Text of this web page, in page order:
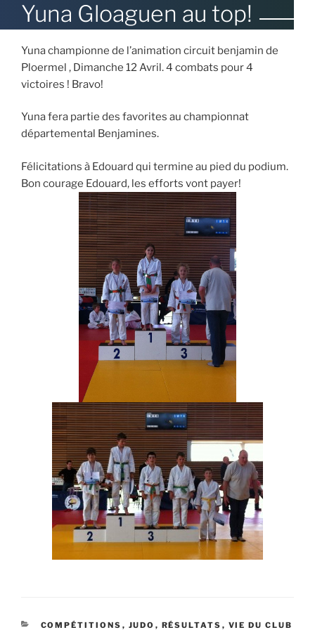
LE
Yuna Gloaguen au top!
Yuna championne de l’animation circuit benjamin de
Ploermel , Dimanche 12 Avril. 4 combats pour 4
victoires ! Bravo!
Yuna fera partie des favorites au championnat
départemental Benjamines.
Félicitations à Edouard qui termine au pied du podium.
Bon courage Edouard, les efforts vont payer!
CATÉGORIES
COMPÉTITIONS , JUDO , RÉSULTATS , VIE DU CLUB